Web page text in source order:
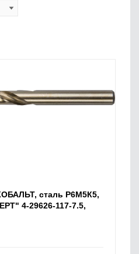
сталь Р6М5К5,
4-29626-117-7.5,